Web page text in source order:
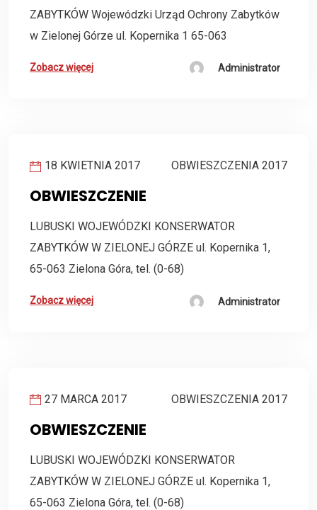
ZABYTKÓW Wojewódzki Urząd Ochrony Zabytków
w Zielonej Górze ul. Kopernika 1 65-063
Zobacz więcej Administrator
18 KWIETNIA 2017 OBWIESZCZENIA 2017
OBWIESZCZENIE
LUBUSKI WOJEWÓDZKI KONSERWATOR
ZABYTKÓW W ZIELONEJ GÓRZE ul. Kopernika 1,
65-063 Zielona Góra, tel. (0-68)
Zobacz więcej Administrator
27 MARCA 2017 OBWIESZCZENIA 2017
OBWIESZCZENIE
LUBUSKI WOJEWÓDZKI KONSERWATOR
ZABYTKÓW W ZIELONEJ GÓRZE ul. Kopernika 1,
65-063 Zielona Góra, tel. (0-68)